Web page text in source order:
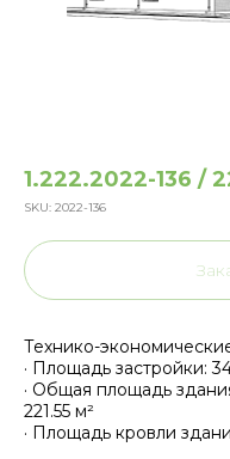
1.222.2022-136 /
SKU: 2022-136
Технико-
· Площадь застройки:
· Общая площадь
221.55 м²
· Площадь кровли